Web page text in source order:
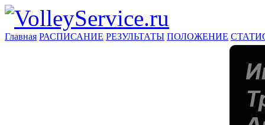
Главная РАСПИСАНИЕ РЕЗУЛЬТАТЫ ПОЛОЖЕНИЕ